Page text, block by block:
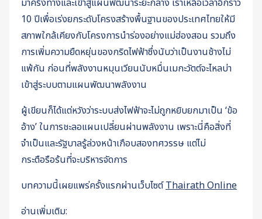
มาครึ่งทางและเข้าสู่แผนพัฒนาระยะกลาง เราเหลือเวลาอีกราว
10 ปีเพื่อเร่งยกระดับโครงสร้างพื้นฐานของประเทศไทยให้มี
สภาพใกล้เคียงกับโครงการนำร่องอย่างแม่ฮ่องสอน รวมถึง
การเพิ่มความยืดหยุ่นของกริดไฟฟ้าซึ่งนับว่าเป็นงานช้างไม่
แพ้กัน ก่อนที่พลังงานหมุนเวียนนับหมื่นเมกะวัตต์จะไหลบ่า
เข้าสู่ระบบตามแผนพัฒนาพลังงาน
ผู้เขียนก็ได้แต่หวังว่าระบบส่งไฟฟ้าจะไม่ถูกหยิบยกมาเป็น ‘ข้อ
อ้าง’ ในการชะลอแผนเปลี่ยนผ่านพลังงาน เพราะนี่คือสิ่งที่
จำเป็นและรัฐบาลรู้ล่วงหน้าเกือบสองทศวรรษ แต่ไม่
กระตือรือร้นที่จะบริหารจัดการ
บทความนี้เผยแพร่ครั้งแรกผ่านเว็บไซต์Thairath Online
อ่านเพิ่มเติม: